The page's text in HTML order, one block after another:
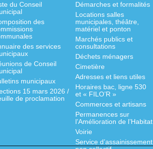
du Conseil
des
des services
de Conseil
municipaux
15 mars 2026 /
de proclamation
Démarches et formalités
Locations salles
municipales, théâtre,
matériel et ponton
Marchés publics et
consultations
Déchets ménagers
Cimetière
Adresses et liens utiles
Horaires bac, ligne 530
et « FILO’R »
Commerces et artisans
Permanences sur
l’Amélioration de l’Habitat
Voirie
Service d’assainissement